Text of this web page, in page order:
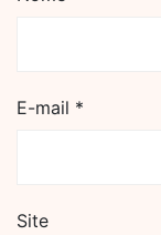
E-mail *
Site